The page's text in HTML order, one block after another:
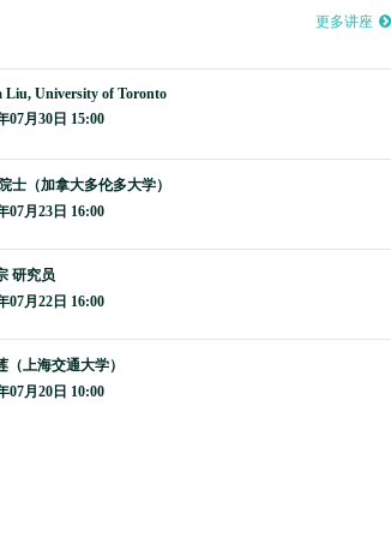
Liu, University of Toronto
07月30日 15:00
士（加拿大多伦多大学）
07月23日 16:00
研究员
07月22日 16:00
（上海交通大学）
07月20日 10:00
更多讲座